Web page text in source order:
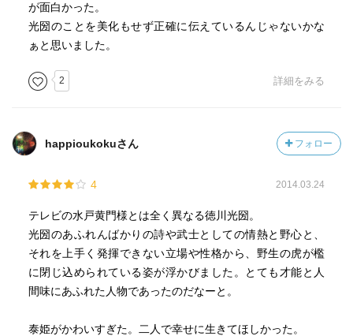
真っすぐに突き進んでいく姿は、人生に義を定めた人間の
強さを表しているように、そして家臣との対立はそれだけ
せられたように思いました。
2013年本屋大賞11位
が面白かった。
光圀のことを美化もせず正確に伝えているんじゃないかな
ぁと思いました。
2 詳細をみる
happioukokuさん フォロー
4 2014.03.24
テレビの水戸黄門様とは全く異なる徳川光圀。
光圀のあふれんばかりの詩や武士としての情熱と野心と、
それを上手く発揮できない立場や性格から、野生の虎が檻
に閉じ込められている姿が浮かびました。とても才能と人
間味にあふれた人物であったのだなーと。
泰姫がかわいすぎた。二人で幸せに生きてほしかった。